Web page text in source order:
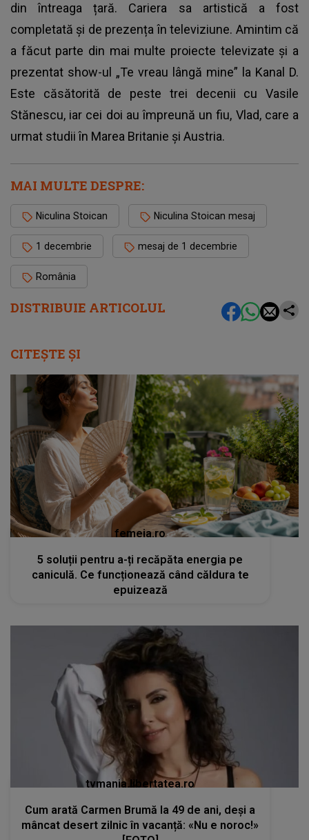
DISTRIBUIE ARTICOLUL
din întreaga țară. Cariera sa artistică a fost
completată și de prezența în televiziune. Amintim că
a făcut parte din mai multe proiecte televizate și a
prezentat show-ul „Te vreau lângă mine” la Kanal D.
Este căsătorită de peste trei decenii cu Vasile
Stănescu, iar cei doi au împreună un fiu, Vlad, care a
urmat studii în Marea Britanie și Austria.
MAI MULTE DESPRE:
Niculina Stoican Niculina Stoican mesaj
1 decembrie mesaj de 1 decembrie
România
CITEȘTE ȘI
femeia.ro
5 soluții pentru a-ți recăpăta energia pe
caniculă. Ce funcționează când căldura te
epuizează
tvmania.libertatea.ro
Cum arată Carmen Brumă la 49 de ani, deși a
mâncat desert zilnic în vacanță: «Nu e noroc!»